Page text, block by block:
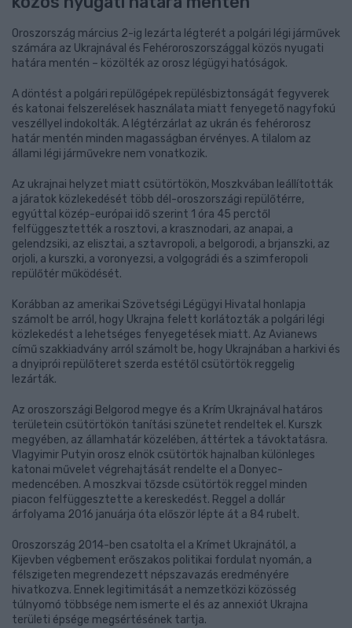
Oroszország március 2-ig lezárta légterét a polgári légi járművek
számára az Ukrajnával és Fehéroroszországgal közös nyugati
határa mentén – közölték az orosz légügyi hatóságok.
A döntést a polgári repülőgépek repülésbiztonságát fegyverek
és katonai felszerelések használata miatt fenyegető nagyfokú
veszéllyel indokolták. A légtérzárlat az ukrán és fehérorosz
határ mentén minden magasságban érvényes. A tilalom az
állami légi járművekre nem vonatkozik.
Az ukrajnai helyzet miatt csütörtökön, Moszkvában leállították
a járatok közlekedését több dél-oroszországi repülőtérre,
egyúttal közép-európai idő szerint 1 óra 45 perctől
felfüggesztették a rosztovi, a krasznodari, az anapai, a
gelendzsiki, az elisztai, a sztavropoli, a belgorodi, a brjanszki, az
orjoli, a kurszki, a voronyezsi, a volgográdi és a szimferopoli
repülőtér működését.
Korábban az amerikai Szövetségi Légügyi Hivatal honlapja
számolt be arról, hogy Ukrajna felett korlátozták a polgári légi
közlekedést a lehetséges fenyegetések miatt. Az Avianews
című szakkiadvány arról számolt be, hogy Ukrajnában a harkivi és
a dnyiprói repülőteret szerda estétől csütörtök reggelig
lezárták.
Az oroszországi Belgorod megye és a Krím Ukrajnával határos
területein csütörtökön tanítási szünetet rendeltek el. Kurszk
megyében, az államhatár közelében, áttértek a távoktatásra.
Vlagyimir Putyin orosz elnök csütörtök hajnalban különleges
katonai művelet végrehajtását rendelte el a Donyec-
medencében. A moszkvai tőzsde csütörtök reggel minden
piacon felfüggesztette a kereskedést. Reggel a dollár
árfolyama 2016 januárja óta először lépte át a 84 rubelt.
Oroszország 2014-ben csatolta el a Krímet Ukrajnától, a
Kijevben végbement erőszakos politikai fordulat nyomán, a
félszigeten megrendezett népszavazás eredményére
hivatkozva. Ennek legitimitását a nemzetközi közösség
túlnyomó többsége nem ismerte el és az annexiót Ukrajna
területi épsége megsértésének tartja.